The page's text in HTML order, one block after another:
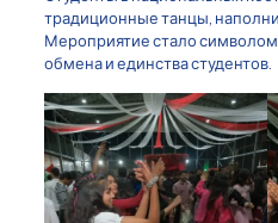
традиционные танцы,
Мероприятие стало
обмена и единства студентов.